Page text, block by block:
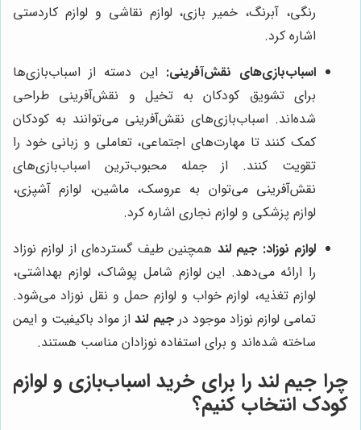
رنگی، آبرنگ، خمیر بازی، لوازم نقاشی و لوازم کاردستی
اشاره کرد.
اسباب‌بازی‌های نقش‌آفرینی: این دسته از اسباب‌بازی‌ها
برای تشویق کودکان به تخیل و نقش‌آفرینی طراحی
شده‌اند. اسباب‌بازی‌های نقش‌آفرینی می‌توانند به کودکان
کمک کنند تا مهارت‌های اجتماعی، تعاملی و زبانی خود را
تقویت کنند. از جمله محبوب‌ترین اسباب‌بازی‌های
نقش‌آفرینی می‌توان به عروسک، ماشین، لوازم آشپزی،
لوازم پزشکی و لوازم نجاری اشاره کرد.
لوازم نوزاد: جیم لند همچنین طیف گسترده‌ای از لوازم نوزاد
را ارائه می‌دهد. این لوازم شامل پوشاک، لوازم بهداشتی،
لوازم تغذیه، لوازم خواب و لوازم حمل و نقل نوزاد می‌شود.
تمامی لوازم نوزاد موجود درجیم لنداز مواد باکیفیت و ایمن
ساخته شده‌اند و برای استفاده نوزادان مناسب هستند.
چرا جیم لند را برای خرید اسباب‌بازی و لوازم
کودک انتخاب کنیم؟